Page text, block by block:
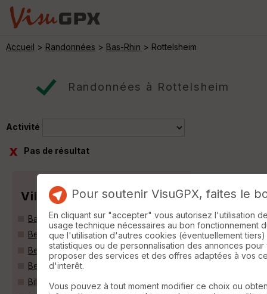
Accueil > Randonnées > Bas-Rhin > Rottelsheim
Randonnées à Rottelsheim
Activité
Pas de résultat
Villes
Batzendorf (67500)
Bernolsheim (67170)
Berstett (67370)
Berstheim (67170)
Bilwisheim (67170)
Pour soutenir VisuGPX, faites le
En cliquant sur "accepter" vous autorisez l'utilisation
usage technique nécessaires au bon fonctionnement
que l'utilisation d'autres cookies (éventuellement
statistiques ou de personnalisation des annonces pour
proposer des services et des offres adaptées à vos
d'interêt.
Vous pouvez à tout moment modifier ce choix ou